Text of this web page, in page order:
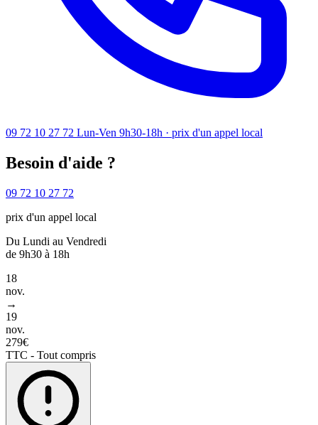
09 72 10 27 72 Lun-Ven 9h30-18h · prix d'un appel local
Besoin d'aide ?
09 72 10 27 72
prix d'un appel local
Du Lundi au Vendredi
de 9h30 à 18h
18
nov.
→
19
nov.
279€
TTC - Tout compris